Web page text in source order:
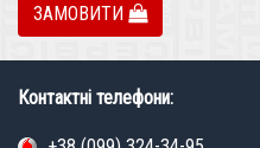
ЗАМОВИТИ
Контактні телефони: